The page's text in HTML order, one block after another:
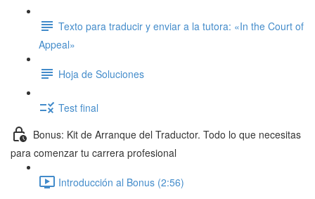
Texto para traducir y enviar a la tutora: «In the Court of
Appeal»
Hoja de Soluciones
Test final
Bonus: Kit de Arranque del Traductor. Todo lo que necesitas
para comenzar tu carrera profesional
Introducción al Bonus (2:56)